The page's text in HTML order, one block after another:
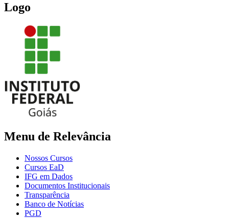
Logo
Menu de Relevância
Nossos Cursos
Cursos EaD
IFG em Dados
Documentos Institucionais
Transparência
Banco de Notícias
PGD